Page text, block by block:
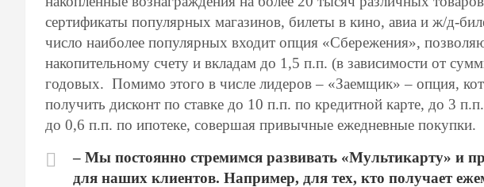
сертификаты популярных магазинов, билеты в кино, авиа и ж/д-
число наиболее популярных входит опция «Сбережения»,
накопительному счету и вкладам до 1,5 п.п. (в зависимости от
годовых. Помимо этого в числе лидеров – «Заемщик» – опция,
получить дисконт по ставке до 10 п.п. по кредитной карте, до 3
до 0,6 п.п. по ипотеке, совершая привычные ежедневные покупки.
– Мы постоянно стремимся развивать «Мультикарту» и
для наших клиентов. Например, для тех, кто получает